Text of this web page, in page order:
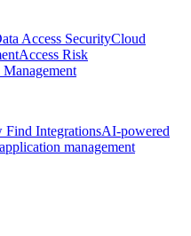
Access SecurityCloud
Access Risk
Management
Find IntegrationsAI-powered
management